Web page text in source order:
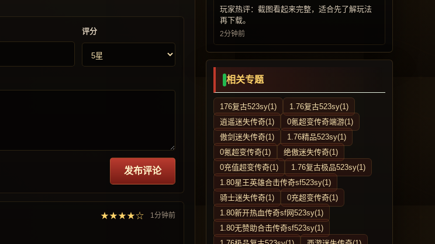
评分
发布评论
★★★★☆ 1分钟前
玩家热评：截图看起来完整，适合先了解玩法
再下载。
2分钟前
相关专题
176复古523sy(1)
1.76复古523sy(1)
逍遥迷失传奇(1)
0氪超变传奇端游(1)
傲剑迷失传奇(1)
1.76精品523sy(1)
0氪超变传奇(1)
绝傲迷失传奇(1)
0充值超变传奇(1)
1.76复古极品523sy(1)
1.80星王英雄合击传奇sf523sy(1)
骑士迷失传奇(1)
0充超变传奇(1)
1.80新开热血传奇sf网523sy(1)
1.80无赞助合击传奇sf523sy(1)